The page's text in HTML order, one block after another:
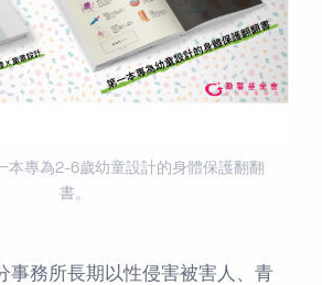
本專為2-6歲幼童設計的身體保護翻翻
書。
事務所長期以性侵害被害人、青